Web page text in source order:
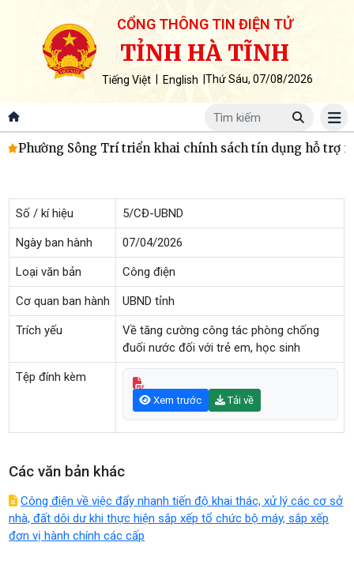
CỔNG THÔNG TIN ĐIỆN TỬ
TỈNH HÀ TĨNH
Tiếng Việt English Thứ Sáu, 07/08/2026
Phường Sông Trí triển khai chính sách tín dụng hỗ trợ
Số / kí hiệu 5/CĐ-UBND
Ngày ban hành 07/04/2026
Loại văn bản Công điện
Cơ quan ban hành UBND tỉnh
Trích yếu
Về tăng cường công tác phòng chống
đuối nước đối với trẻ em, học sinh
Tệp đính kèm
Xem trước Tải về
Các văn bản khác
Công điện về việc đẩy nhanh tiến độ khai thác, xử lý các cơ sở
nhà, đất dôi dư khi thực hiện sắp xếp tổ chức bộ máy, sắp xếp
đơn vị hành chính các cấp